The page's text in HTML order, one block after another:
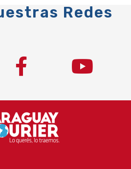
Redes